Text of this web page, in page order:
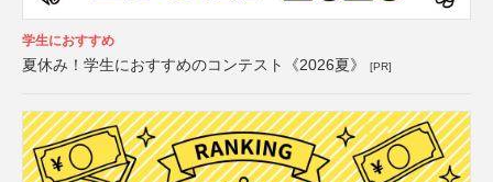
学生におすすめ
夏休み！学生におすすめのコンテスト《2026夏》 [PR]